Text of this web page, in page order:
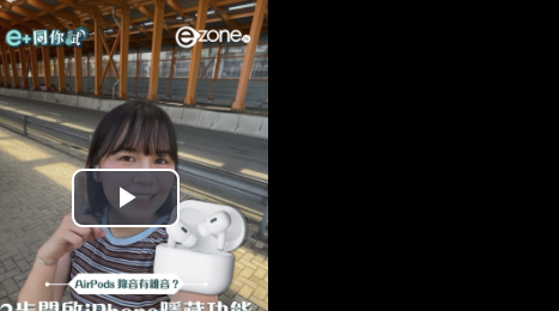
播
放